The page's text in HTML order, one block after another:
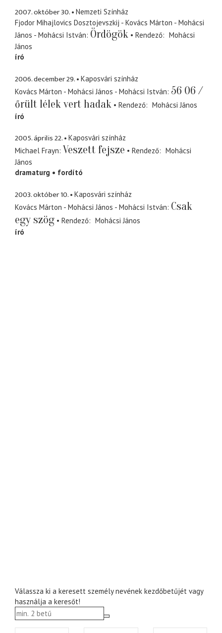
2007. október 30.
Nemzeti Színház
Fjodor Mihajlovics Dosztojevszkij - Kovács Márton - Mohácsi
János - Mohácsi István Ördögök Rendező
Mohácsi
János
író
2006. december 29.
Kaposvári színház
Kovács Márton - Mohácsi János - Mohácsi István 56 06 /
őrült lélek vert hadak
Rendező
Mohácsi János
író
2005. április 22.
Kaposvári színház
Michael Frayn Veszett fejsze Rendező
Mohácsi
János
dramaturg
fordító
2003. október 10.
Kaposvári színház
Kovács Márton - Mohácsi János - Mohácsi István Csak
egy szög
Rendező
Mohácsi János
író
Válassza ki a keresett személy nevének kezdőbetűjét vagy
használja a keresőt!